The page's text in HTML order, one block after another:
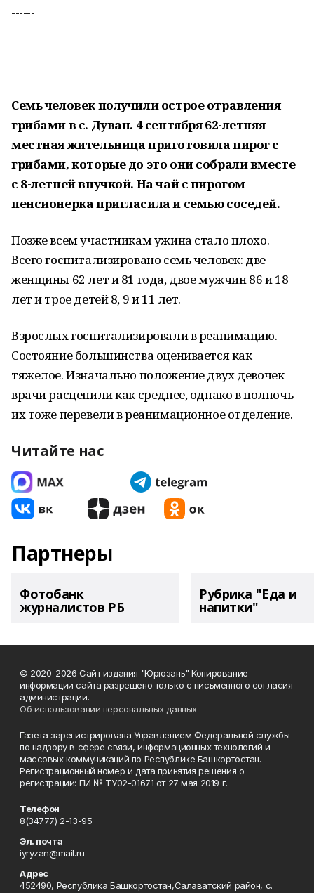
------
Семь человек получили острое отравления
грибами в с. Дуван. 4 сентября 62-летняя
местная жительница приготовила пирог с
грибами, которые до это они собрали вместе
с 8-летней внучкой. На чай с пирогом
пенсионерка пригласила и семью соседей.
Позже всем участникам ужина стало плохо.
Всего госпитализировано семь человек: две
женщины 62 лет и 81 года, двое мужчин 86 и 18
лет и трое детей 8, 9 и 11 лет.
Взрослых госпитализировали в реанимацию.
Состояние большинства оценивается как
тяжелое. Изначально положение двух девочек
врачи расценили как среднее, однако в полночь
их тоже перевели в реанимационное отделение.
Читайте нас
Партнеры
Фотобанк
журналистов РБ
Рубрика "Еда и
напитки"
© 2020-2026 Сайт издания "Юрюзань" Копирование
информации сайта разрешено только с письменного согласия
администрации.
Об использовании персональных данных
Газета зарегистрирована Управлением Федеральной службы
по надзору в сфере связи, информационных технологий и
массовых коммуникаций по Республике Башкортостан.
Регистрационный номер и дата принятия решения о
регистрации: ПИ № ТУ02-01671 от 27 мая 2019 г.
Телефон
8(34777) 2-13-95
Эл. почта
iyryzan@mail.ru
Адрес
452490, Республика Башкортостан,Салаватский район, с.